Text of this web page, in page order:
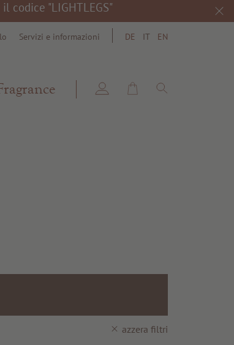
codice "LIGHTLEGS"
Servizi e informazioni DE IT EN
search
azzera filtri